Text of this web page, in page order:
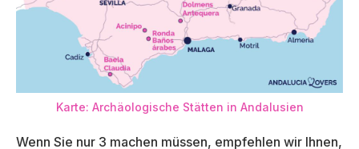
Karte: Archäologische Stätten in Andalusien
Wenn Sie nur 3 machen müssen, empfehlen wir Ihnen,